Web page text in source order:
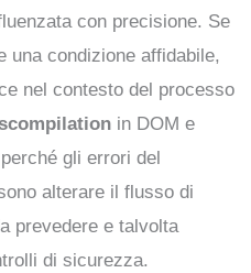
con precisione. Se
una condizione affidabile,
nel contesto del processo
in DOM e
gli errori del
alterare il flusso di
prevedere e talvolta
di sicurezza.